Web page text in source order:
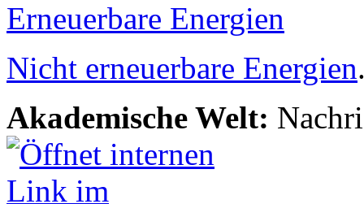
Erneuerbare Energien
Nicht erneuerbare Energien
Akademische Welt: